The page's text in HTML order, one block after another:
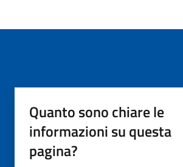
Quanto sono chiare le
informazioni su questa
pagina?